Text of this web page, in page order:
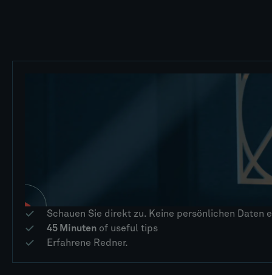
Schauen Sie direkt zu. Keine persönlichen Daten
45 Minuten of useful tips
Erfahrene Redner.